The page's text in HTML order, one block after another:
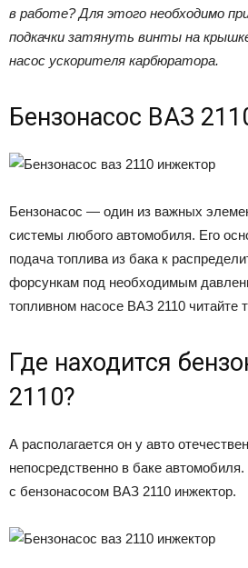
в работе? Для этого необходимо
подкачки затянуть винты на
насос ускорителя карбюратора.
Бензонасос ВАЗ
Бензонасос — один из важных
системы любого автомобиля. Его
подача топлива из бака к
форсункам под необходимым
топливном насосе ВАЗ 2110 читайте
Где находится
2110?
А располагается он у авто
непосредственно в баке
с бензонасосом ВАЗ 2110 инжектор.